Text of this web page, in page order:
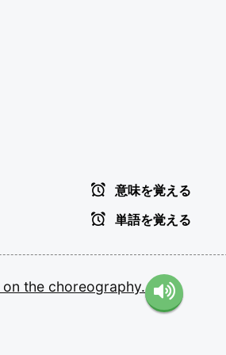
意味を覚える
単語を覚える
on the choreography.